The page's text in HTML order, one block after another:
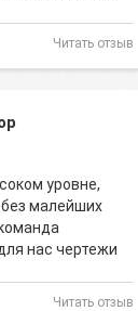
Читать отзыв
уровне,
малейших
нас чертежи
Читать отзыв